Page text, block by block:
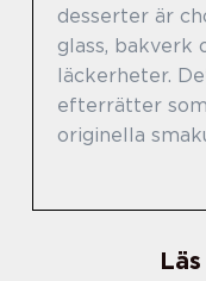
desserter är
glass, bakverk
läckerheter.
efterrätter
originella